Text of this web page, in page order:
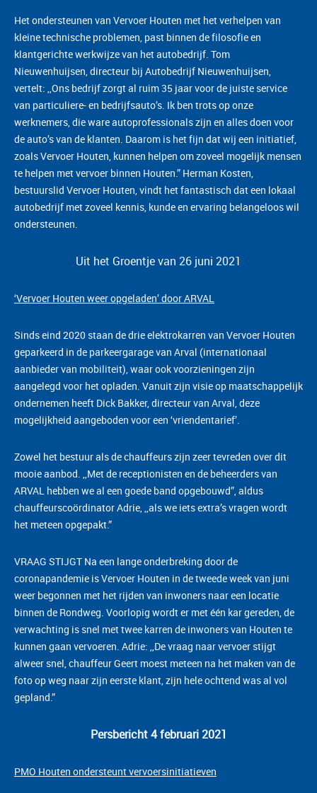
Het ondersteunen van Vervoer Houten met het verhelpen van
kleine technische problemen, past binnen de filosofie en
klantgerichte werkwijze van het autobedrijf. Tom
Nieuwenhuijsen, directeur bij Autobedrijf Nieuwenhuijsen,
vertelt: ,,Ons bedrijf zorgt al ruim 35 jaar voor de juiste service
van particuliere- en bedrijfsauto’s. Ik ben trots op onze
werknemers, die ware autoprofessionals zijn en alles doen voor
de auto’s van de klanten. Daarom is het fijn dat wij een initiatief,
zoals Vervoer Houten, kunnen helpen om zoveel mogelijk mensen
te helpen met vervoer binnen Houten.” Herman Kosten,
bestuurslid Vervoer Houten, vindt het fantastisch dat een lokaal
autobedrijf met zoveel kennis, kunde en ervaring belangeloos wil
ondersteunen.
Uit het Groentje van 26 juni 2021
‘Vervoer Houten weer opgeladen’ door ARVAL
Sinds eind 2020 staan de drie elektrokarren van Vervoer Houten
geparkeerd in de parkeergarage van Arval (internationaal
aanbieder van mobiliteit), waar ook voorzieningen zijn
aangelegd voor het opladen. Vanuit zijn visie op maatschappelijk
ondernemen heeft Dick Bakker, directeur van Arval, deze
mogelijkheid aangeboden voor een ‘vriendentarief’.
Zowel het bestuur als de chauffeurs zijn zeer tevreden over dit
mooie aanbod. ,,Met de receptionisten en de beheerders van
ARVAL hebben we al een goede band opgebouwd”, aldus
chauffeurscoördinator Adrie, ,,als we iets extra’s vragen wordt
het meteen opgepakt.”
VRAAG STIJGT Na een lange onderbreking door de
coronapandemie is Vervoer Houten in de tweede week van juni
weer begonnen met het rijden van inwoners naar een locatie
binnen de Rondweg. Voorlopig wordt er met één kar gereden, de
verwachting is snel met twee karren de inwoners van Houten te
kunnen gaan vervoeren. Adrie: ,,De vraag naar vervoer stijgt
alweer snel, chauffeur Geert moest meteen na het maken van de
foto op weg naar zijn eerste klant, zijn hele ochtend was al vol
gepland.”
Persbericht 4 februari 2021
PMO Houten ondersteunt vervoersinitiatieven